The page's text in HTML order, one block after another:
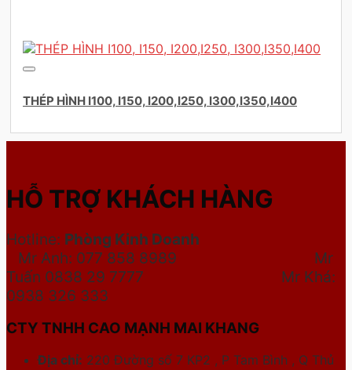
THÉP HÌNH I100, I150, I200,I250, I300,I350,I400
HỖ TRỢ KHÁCH HÀNG
Hotline: Phòng Kinh Doanh
Mr Anh: 077 858 8989 Mr
Tuấn 0838 29 7777 Mr Khá:
0938 326 333
CTY TNHH CAO MẠNH MAI KHANG
Địa chỉ: 220 Đường số 7 KP2 , P Tam Bình , Q Thủ